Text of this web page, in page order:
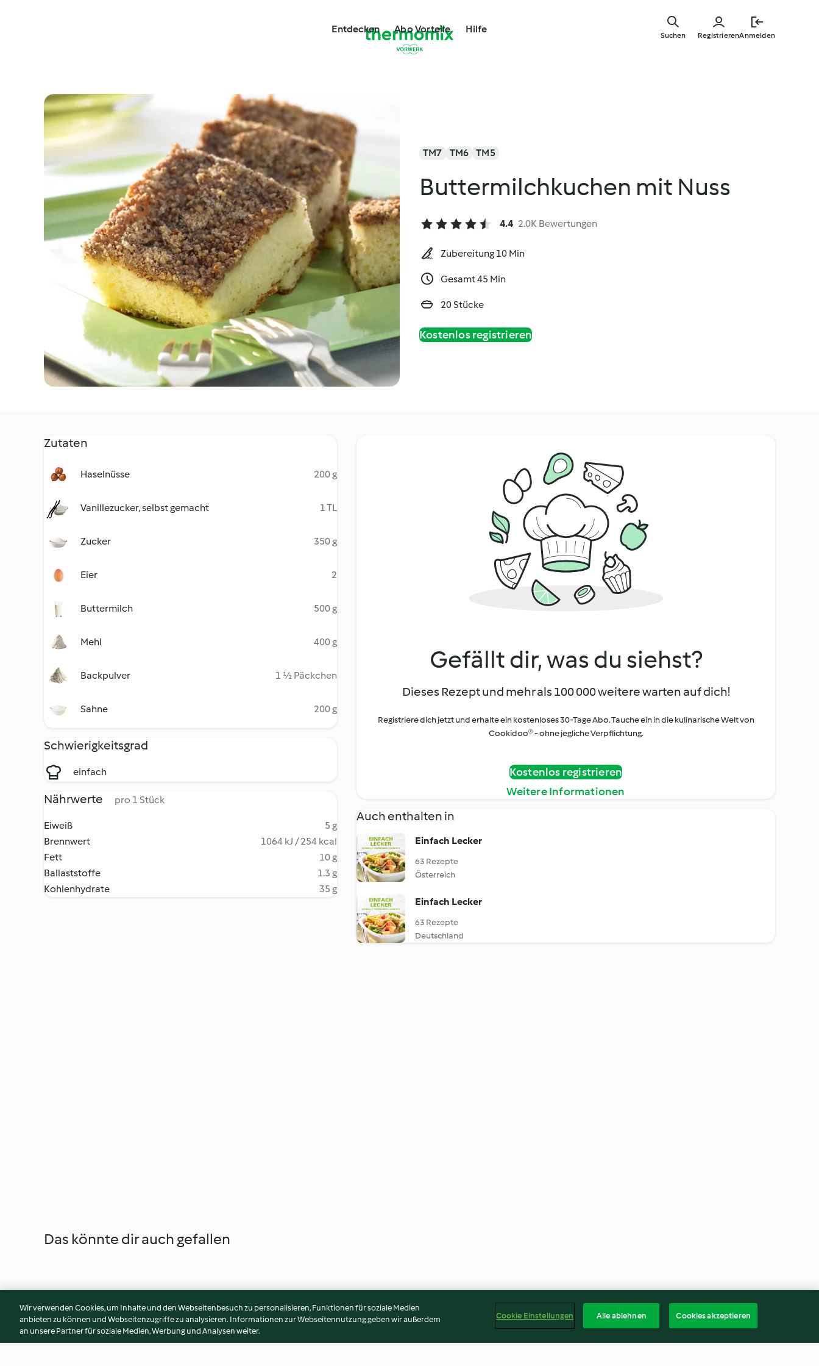
Entdecken Abo Vorteile Hilfe
RegistrierenAnmelden
Suchen
TM7 TM6 TM5
Buttermilchkuchen mit Nuss
4.4 2.0K Bewertungen
Zubereitung 10 Min
Gesamt 45 Min
20 Stücke
Kostenlos registrieren
Zutaten
Haselnüsse 200 g
Vanillezucker, selbst gemacht 1 TL
Zucker 350 g
Eier 2
Buttermilch 500 g
Mehl 400 g
Backpulver 1 ½ Päckchen
Sahne 200 g
Schwierigkeitsgrad
einfach
Nährwerte pro 1 Stück
Eiweiß
5 g
Brennwert
1064 kJ / 254 kcal
Fett
10 g
Ballaststoffe
1.3 g
Kohlenhydrate
35 g
Gefällt dir, was du siehst?
Dieses Rezept und mehr als 100 000 weitere warten auf dich!
Registriere dich jetzt und erhalte ein kostenloses 30-Tage Abo. Tauche ein in die kulinarische Welt von
Cookidoo® - ohne jegliche Verpflichtung.
Kostenlos registrieren
Weitere Informationen
Auch enthalten in
Einfach Lecker
63 Rezepte
Österreich
Einfach Lecker
63 Rezepte
Deutschland
Das könnte dir auch gefallen
Wir verwenden Cookies, um Inhalte und den Webseitenbesuch zu personalisieren, Funktionen für soziale Medien
anbieten zu können und Webseitenzugriffe zu analysieren. Informationen zur Webseitennutzung geben wir außerdem
an unsere Partner für soziale Medien, Werbung und Analysen weiter.
Cookie Einstellungen Alle ablehnen Cookies akzeptieren